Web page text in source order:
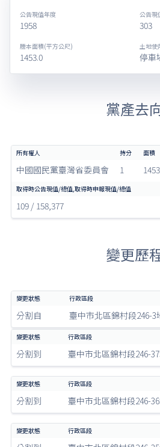
公告現值年度
1958
公告現
303
謄本面積(平方公尺)
1453.0
土地使
停車
黨產去
中國國民黨臺灣省委員會 1
109 / 158,377
變更歷
分割自 臺中市北區錦村段246-3
分割到 臺中市北區錦村段246-
分割到 臺中市北區錦村段246-